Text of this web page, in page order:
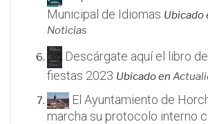
Municipal de Idiomas Ubicado
Noticias
Descárgate aquí el libro
fiestas 2023 Ubicado en
El Ayuntamiento de
marcha su protocolo interno